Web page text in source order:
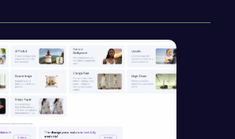
помощью текстовой инструкции.